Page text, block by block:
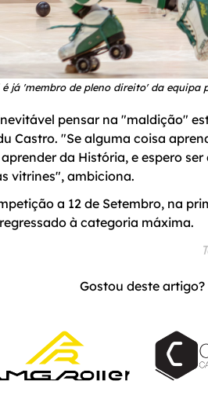
é já 'membro de pleno direito' da equipa
pensar na "maldição"
Castro. "Se alguma coisa
da História, e espero
vitrines", ambiciona.
a 12 de Setembro, na
à categoria máxima.
Gostou deste artigo?